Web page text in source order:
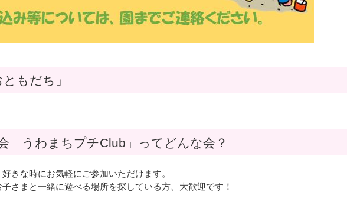
もだち」
うわまちプチClub」ってどんな会？
きな時にお気軽にご参加いただけます。
さまと一緒に遊べる場所を探している方、大歓迎です！